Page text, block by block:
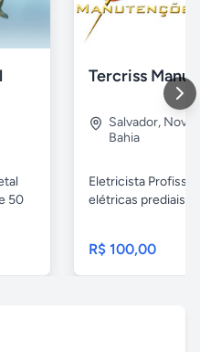
50
Salvador, Nova
Bahia
Eletricista
elétricas prediais e
R$ 100,00